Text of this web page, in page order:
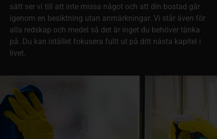
sätt ser vi till att inte missa något och att din bostad går
igenom en besiktning utan anmärkningar. Vi står även för
alla redskap och medel så det är inget du behöver tänka
på. Du kan istället fokusera fullt ut på ditt nästa kapitel i
livet.